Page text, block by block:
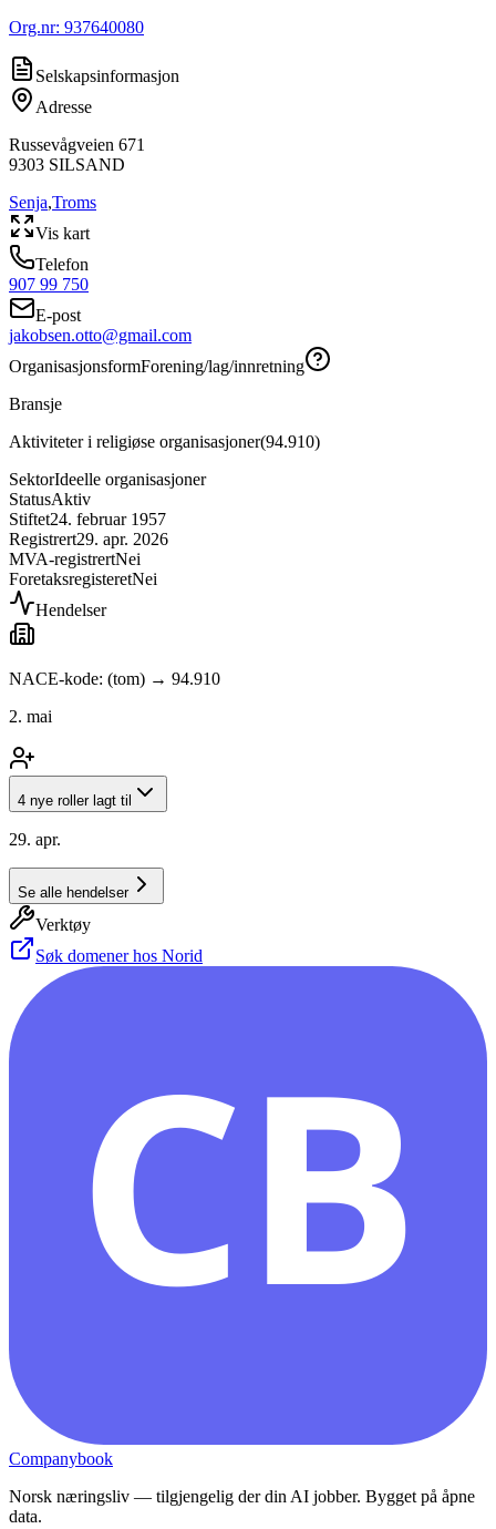
Org.nr: 937640080
Selskapsinformasjon
Adresse
Russevågveien 671
9303 SILSAND
Senja,Troms
Vis kart
Telefon
907 99 750
E-post
jakobsen.otto@gmail.com
OrganisasjonsformForening/lag/innretning
Bransje
Aktiviteter i religiøse organisasjoner(94.910)
SektorIdeelle organisasjoner
StatusAktiv
Stiftet24. februar 1957
Registrert29. apr. 2026
MVA-registrertNei
ForetaksregisteretNei
Hendelser
NACE-kode: (tom) → 94.910
2. mai
4 nye roller lagt til
29. apr.
Se alle hendelser
Verktøy
Søk domener hos Norid
CB
Companybook
Norsk næringsliv — tilgjengelig der din AI jobber. Bygget på åpne
data.